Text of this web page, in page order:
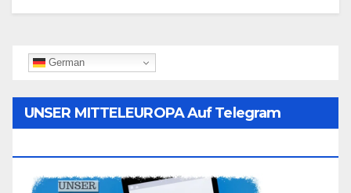
German
UNSER MITTELEUROPA Auf Telegram